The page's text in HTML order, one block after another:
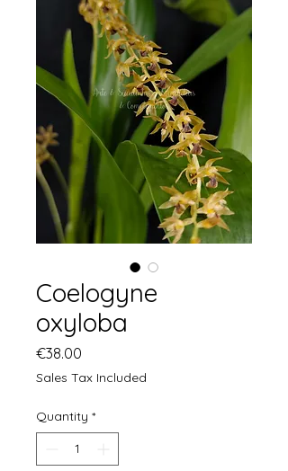
Coelogyne
oxyloba
€38.00
Sales Tax Included
Quantity *